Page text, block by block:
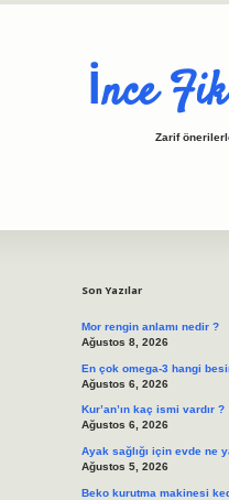
İnce
Zarif
Son Yazılar
Mor rengin anlamı nedir ?
Ağustos 8, 2026
En çok omega-3 hangi
Ağustos 6, 2026
Kur’an’ın kaç ismi vardır ?
Ağustos 6, 2026
Ayak sağlığı için evde ne
Ağustos 5, 2026
Beko kurutma makinesi